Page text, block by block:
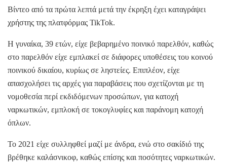
Βίντεο από τα πρώτα λεπτά μετά την έκρηξη έχει καταγράψει
χρήστης της πλατφόρμας TikTok.
Η γυναίκα, 39 ετών, είχε βεβαρημένο ποινικό παρελθόν, καθώς
στο παρελθόν είχε εμπλακεί σε διάφορες υποθέσεις του κοινού
ποινικού δικαίου, κυρίως σε ληστείες. Επιπλέον, είχε
απασχολήσει τις αρχές για παραβάσεις που σχετίζονται με τη
νομοθεσία περί εκδιδόμενων προσώπων, για κατοχή
ναρκωτικών, εμπλοκή σε τοκογλυφίες και παράνομη κατοχή
όπλων.
Το 2021 είχε συλληφθεί μαζί με άνδρα, ενώ στο σακίδιό της
βρέθηκε καλάσνικοφ, καθώς επίσης και ποσότητες ναρκωτικών.